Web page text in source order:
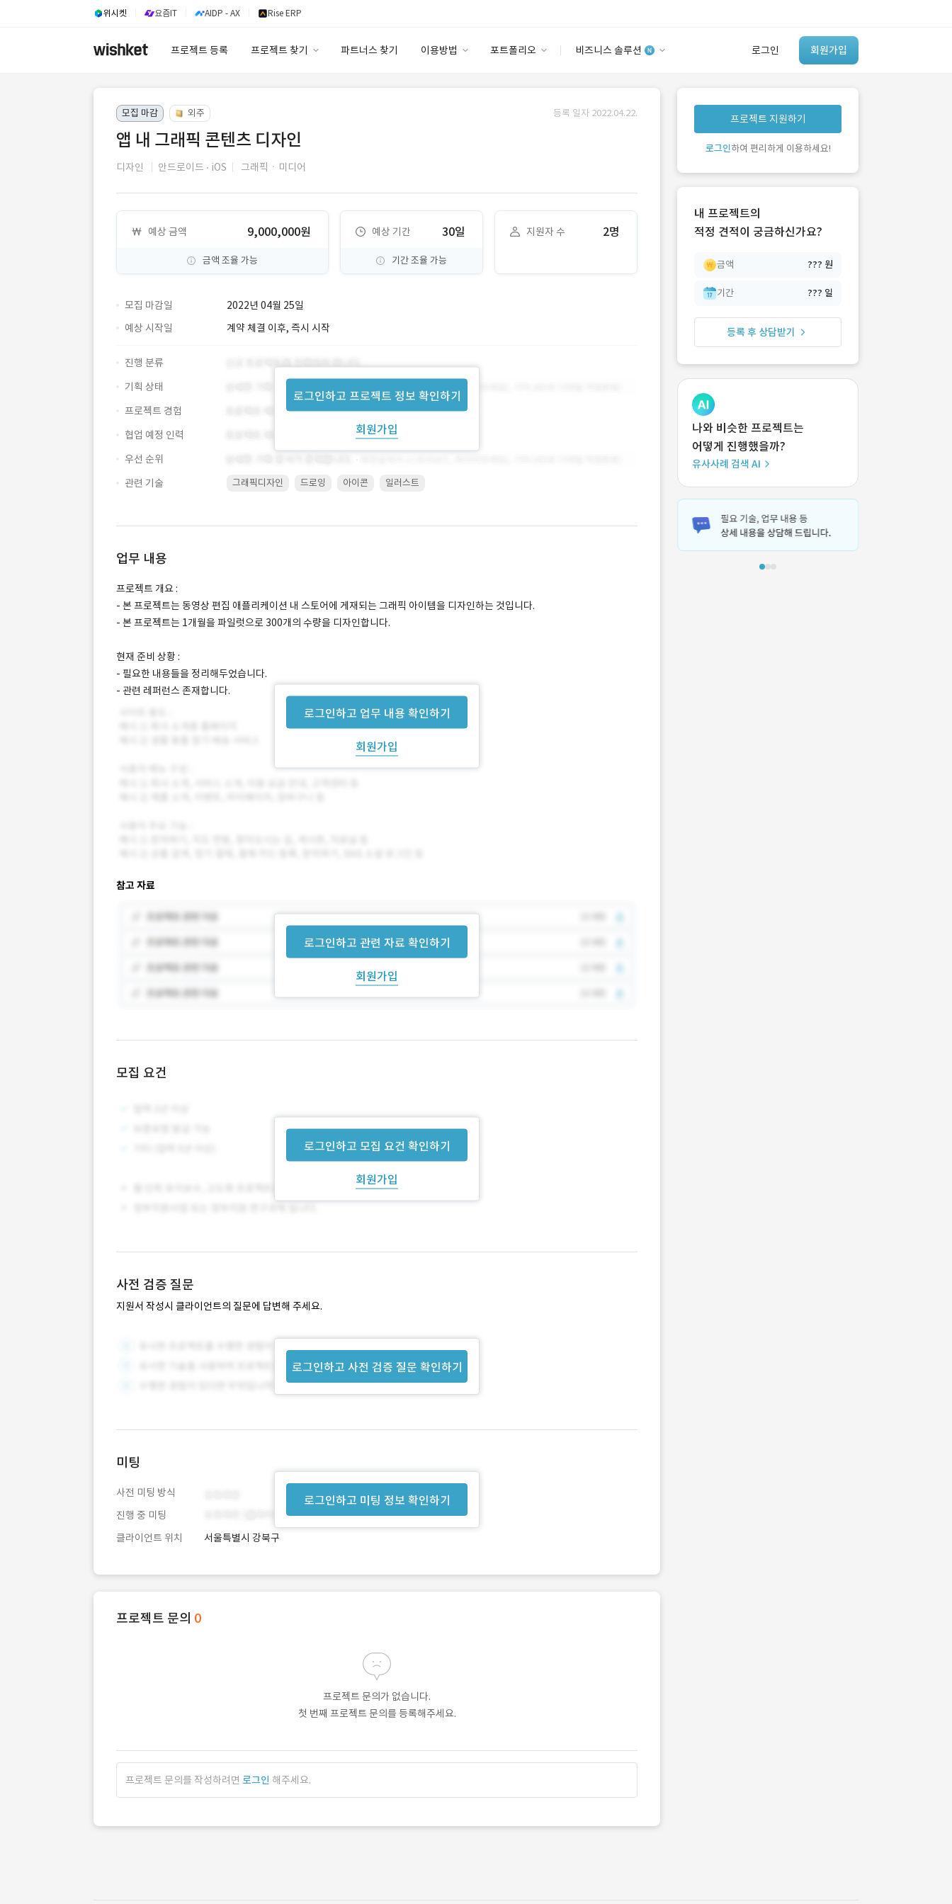
위시켓 요즘IT AIDP - AX Rise ERP
프로젝트 등록 프로젝트 찾기 파트너스 찾기 이용방법 포트폴리오 비즈니스 솔루션 로그인 회원가입
안심 코드 케어
유사사례 검색 AI
‘이런 거’ 만들어본
개발 회사 있어?
모집 마감 외주 등록 일자 2022.04.22.
앱 내 그래픽 콘텐츠 디자인
디자인 안드로이드 iOS 그래픽ㆍ미디어
예상 금액 9,000,000원
금액 조율 가능
예상 기간 30일
기간 조율 가능
지원자 수 2명
모집 마감일 2022년 04월 25일
로그인하고 프로젝트 정보 확인하기
회원가입
예상 시작일 계약 체결 이후, 즉시 시작
진행 분류
기획 상태
프로젝트 경험
협업 예정 인력
우선 순위
관련 기술
그래픽디자인 드로잉 아이콘 일러스트
업무 내용
로그인하고 업무 내용 확인하기
회원가입
프로젝트 개요 :
- 본 프로젝트는 동영상 편집 애플리케이션 내 스토어에 게재되는 그래픽 아이템을 디자인하는 것입니다.
- 본 프로젝트는 1개월을 파일럿으로 300개의 수량을 디자인합니다.
현재 준비 상황 :
- 필요한 내용들을 정리해두었습니다.
- 관련 레퍼런스 존재합니다.
참고 자료
로그인하고 관련 자료 확인하기
회원가입
모집 요건
로그인하고 모집 요건 확인하기
회원가입
사전 검증 질문
지원서 작성시 클라이언트의 질문에 답변해 주세요.
로그인하고 사전 검증 질문 확인하기
로그인하고 미팅 정보 확인하기
미팅
사전 미팅 방식
진행 중 미팅
클라이언트 위치
서울특별시 강북구
프로젝트 문의 0
프로젝트 문의가 없습니다.
첫 번째 프로젝트 문의를 등록해주세요.
프로젝트 문의를 작성하려면 로그인 해주세요.
프로젝트 지원하기
로그인하여 편리하게 이용하세요!
내 프로젝트의
적정 견적이 궁금하신가요?
금액 ??? 원
기간 ??? 일
등록 후 상담받기
나와 비슷한 프로젝트는
어떻게 진행했을까?
유사사례 검색 AI